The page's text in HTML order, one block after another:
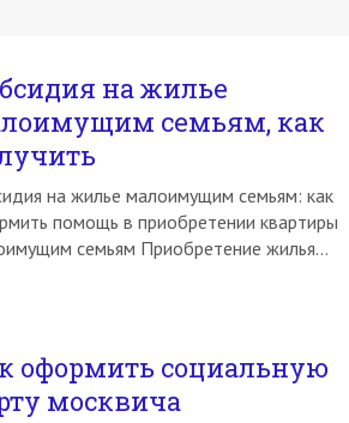
на жилье
семьям, как
на жилье малоимущим семьям: как
помощь в приобретении квартиры
семьям Приобретение жилья…
оформить социальную
москвича